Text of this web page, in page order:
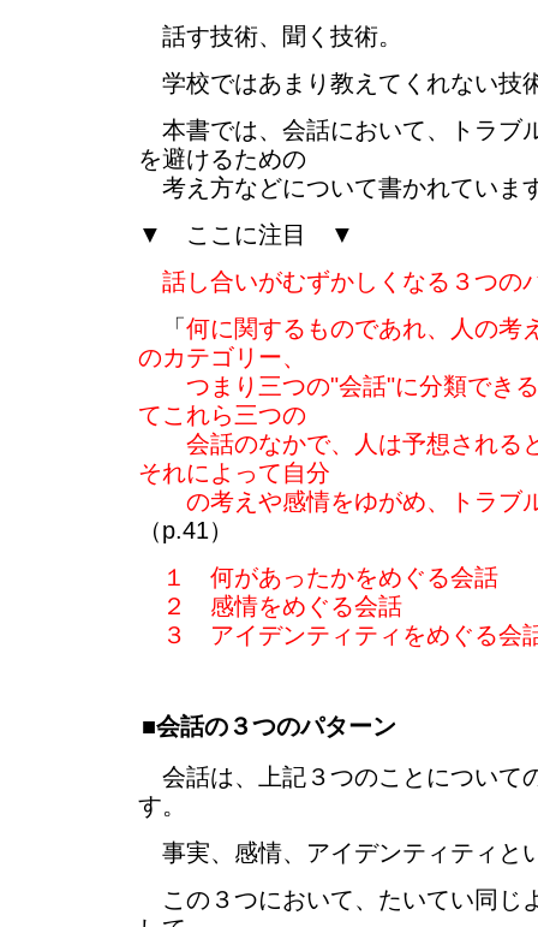
話す技術、聞く技術。
学校ではあまり教えてくれない技
本書では、会話において、トラブ
を避けるための
考え方などについて書かれていま
▼ ここに注目 ▼
話し合いがむずかしくなる３つの
「 何に関するものであれ、人の考
のカテゴリー、
つまり三つの"会話"に分類できる
てこれら三つの
会話のなかで、人は予想される
それによって自分
の考えや感情をゆがめ、トラブ
（p.41）
１ 何があったかをめぐる会話
２ 感情をめぐる会話
３ アイデンティティをめぐる会
■会話の３つのパターン
会話は、上記３つのことについて
す。
事実、感情、アイデンティティと
この３つにおいて、たいてい同じ